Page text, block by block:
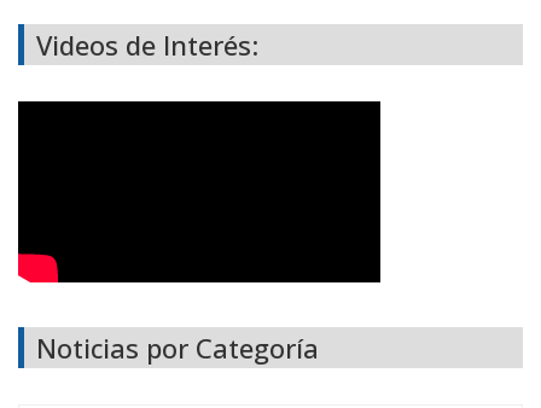
Videos de Interés:
Noticias por Categoría